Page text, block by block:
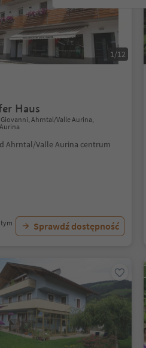
1/12
Haus
Ahrntal/Valle Aurina,
Ahrntal/Valle Aurina centrum
Sprawdź dostępność